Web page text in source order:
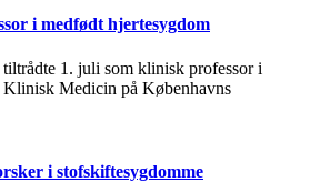
i medfødt hjertesygdom
1. juli som klinisk professor i
Medicin på Københavns
i stofskiftesygdomme